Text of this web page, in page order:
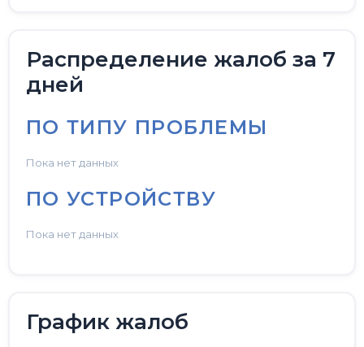
Распределение жалоб за 7
дней
ПО ТИПУ ПРОБЛЕМЫ
Пока нет данных
ПО УСТРОЙСТВУ
Пока нет данных
График жалоб